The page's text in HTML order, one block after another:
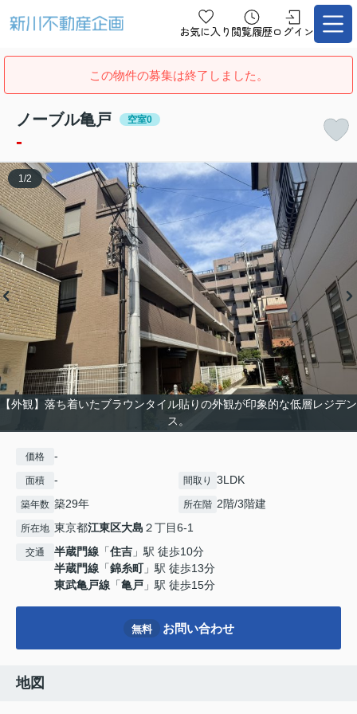
お気に入り 閲覧履歴ログイン
この物件の募集は終了しました。
ノーブル亀戸 空室0
-
【外観】落ち着いたブラウンタイル貼りの外観が印象的な低層レジデン
ス。
1 /2
価格 -
面積 - 間取り 3LDK
築年数 築29年 所在階 2階/3階建
所在地 東京都江東区大島 ２丁目6-1
交通 半蔵門線 「住吉 」駅 徒歩10分
半蔵門線 「錦糸町」駅 徒歩13分
東武亀戸線 「亀戸 」駅 徒歩15分
無料 お問い合わせ
地図